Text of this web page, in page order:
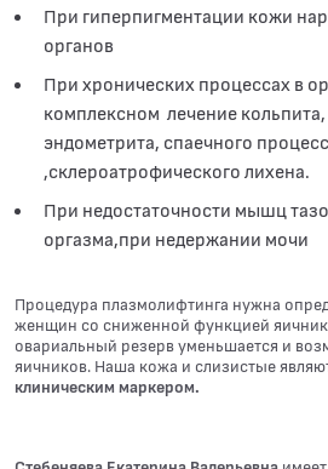
При гиперпигментации кожи
органов
При хронических процессах в
комплексном лечение
эндометрита, спаечного
,склероатрофического лихена.
При недостаточности мышц
оргазма,при недержании мочи
Процедура плазмолифтинга нужна
женщин со сниженной функцией
овариальный резерв уменьшается и
яичников. Наша кожа и слизистые
клиническим маркером.